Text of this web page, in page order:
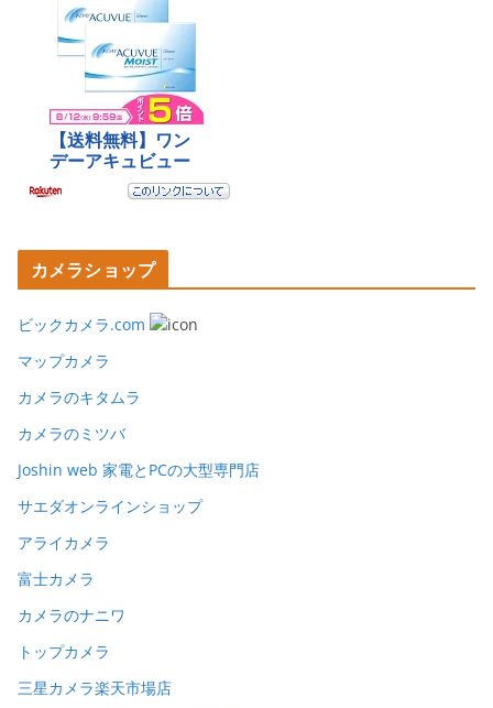
カメラショップ
ビックカメラ.com
マップカメラ
カメラのキタムラ
カメラのミツバ
Joshin web 家電とPCの大型専門店
サエダオンラインショップ
アライカメラ
富士カメラ
カメラのナニワ
トップカメラ
三星カメラ楽天市場店